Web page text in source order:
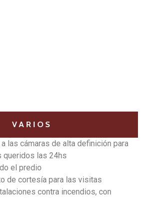
VARIOS
las cámaras de alta definición para
queridos las 24hs
el predio
de cortesía para las visitas
contra incendios, con